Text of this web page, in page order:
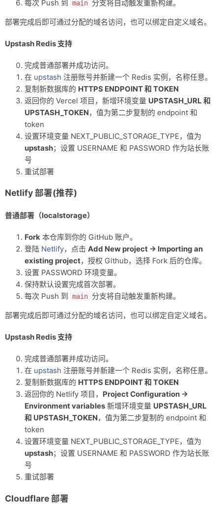
每次 Push 到 main 分支将自动触发重新构建。
部署完成后即可通过分配的域名访问，也可以绑定自定义域名。
Upstash Redis 支持
完成普通部署并成功访问。
在 upstash 注册账号并新建一个 Redis 实例，名称任意。
复制新数据库的 HTTPS ENDPOINT 和 TOKEN
返回你的 Vercel 项目，新增环境变量 UPSTASH_URL 和
UPSTASH_TOKEN，值为第二步复制的 endpoint 和
token
设置环境变量 NEXT_PUBLIC_STORAGE_TYPE，值为
upstash；设置 USERNAME 和 PASSWORD 作为站长账
号
重试部署
Netlify 部署(推荐)
普通部署（localstorage）
Fork 本仓库到你的 GitHub 账户。
登陆 Netlify，点击 Add New project → Importing an
existing project，授权 Github，选择 Fork 后的仓库。
设置 PASSWORD 环境变量。
保持默认设置完成首次部署。
每次 Push 到
main 分支将自动触发重新构建。
部署完成后即可通过分配的域名访问，也可以绑定自定义域名。
Upstash Redis 支持
完成普通部署并成功访问。
在 upstash 注册账号并新建一个 Redis 实例，名称任意。
复制新数据库的 HTTPS ENDPOINT 和 TOKEN
返回你的 Netlify 项目， Project Configuration →
Environment variables 新增环境变量 UPSTASH_URL
和 UPSTASH_TOKEN，值为第二步复制的 endpoint 和
token
设置环境变量 NEXT_PUBLIC_STORAGE_TYPE，值为
upstash；设置 USERNAME 和 PASSWORD 作为站长账
号
重试部署
Cloudflare 部署